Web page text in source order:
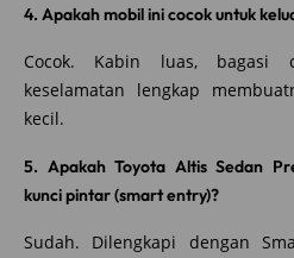
4. Apakah mobil ini cocok untuk
Cocok. Kabin luas,
keselamatan lengkap
kecil.
5. Apakah Toyota Altis Sedan
kunci pintar (smart entry)?
Sudah. Dilengkapi dengan